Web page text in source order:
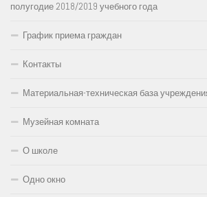
полугодие 2018/2019 учебного года
График приема граждан
Контакты
Материальная-техническая база
Музейная комната
О школе
Одно окно